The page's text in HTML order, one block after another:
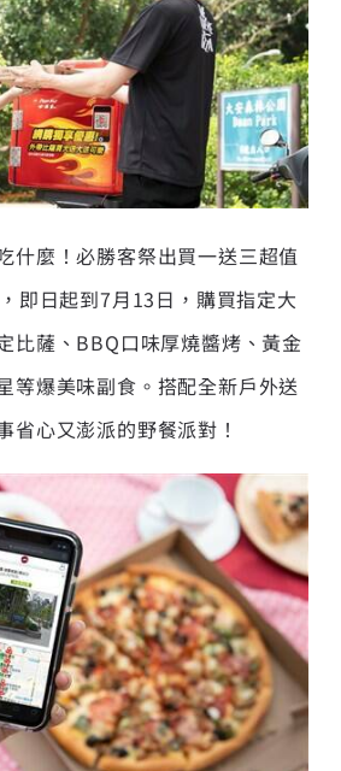
什麼！必勝客祭出買一送三超值
，即日起到7月13日，購買指定大
比薩、BBQ口味厚燒醬烤、黃金
等爆美味副食。搭配全新戶外送
省心又澎派的野餐派對！